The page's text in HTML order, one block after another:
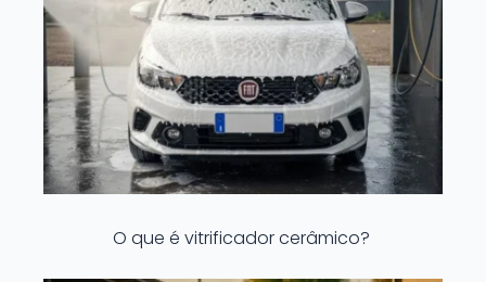
O que é vitrificador cerâmico?